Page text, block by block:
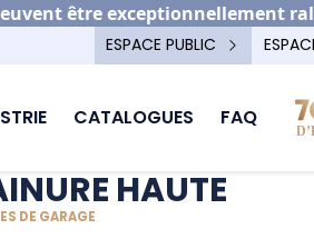
être exceptionnellement
ESPACE PUBLIC
CATALOGUES FAQ
PORTILLON HAUTE
DE GARAGE